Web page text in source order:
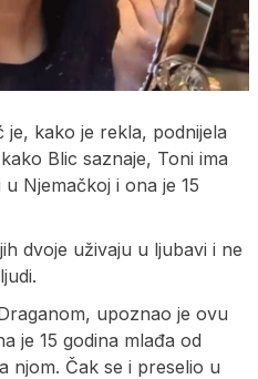
je, kako je rekla, podnijela
Blic saznaje, Toni ima
Njemačkoj i ona je 15
dvoje uživaju u ljubavi i ne
upoznao je ovu
je 15 godina mlađa od
njom. Čak se i preselio u